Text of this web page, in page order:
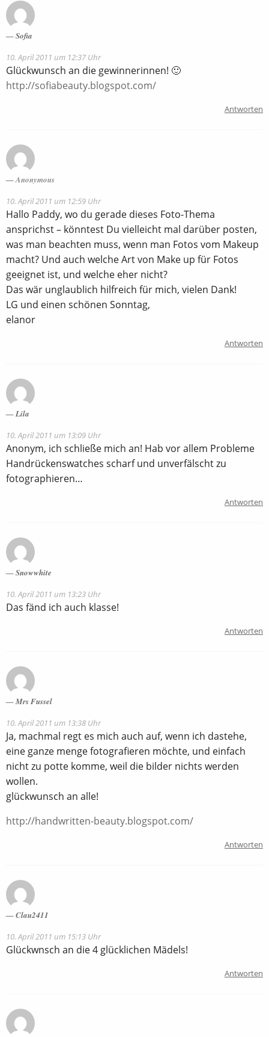
Sofia
10. April 2011 um 12:37 Uhr
Glückwunsch an die gewinnerinnen! 🙂
http://sofiabeauty.blogspot.com/
Antworten
Anonymous
10. April 2011 um 12:59 Uhr
Hallo Paddy, wo du gerade dieses Foto-Thema
ansprichst – könntest Du vielleicht mal darüber posten,
was man beachten muss, wenn man Fotos vom Makeup
macht? Und auch welche Art von Make up für Fotos
geeignet ist, und welche eher nicht?
Das wär unglaublich hilfreich für mich, vielen Dank!
LG und einen schönen Sonntag,
elanor
Antworten
Lila
10. April 2011 um 13:09 Uhr
Anonym, ich schließe mich an! Hab vor allem Probleme
Handrückenswatches scharf und unverfälscht zu
fotographieren…
Antworten
Snowwhite
10. April 2011 um 13:23 Uhr
Das fänd ich auch klasse!
Antworten
Mrs Fussel
10. April 2011 um 13:38 Uhr
Ja, machmal regt es mich auch auf, wenn ich dastehe,
eine ganze menge fotografieren möchte, und einfach
nicht zu potte komme, weil die bilder nichts werden
wollen.
glückwunsch an alle!
http://handwritten-beauty.blogspot.com/
Antworten
Clau2411
10. April 2011 um 15:13 Uhr
Glückwnsch an die 4 glücklichen Mädels!
Antworten